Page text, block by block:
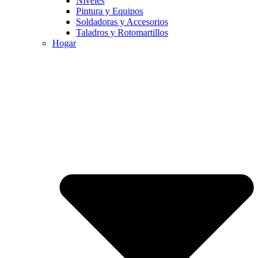
Pintura y Equipos
Soldadoras y Accesorios
Taladros y Rotomartillos
Hogar